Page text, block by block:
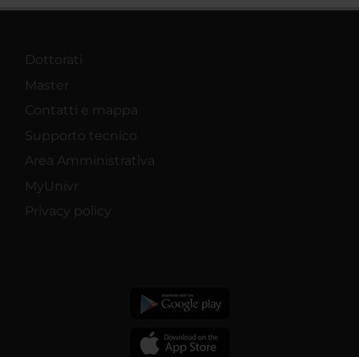
Dottorati
Master
Contatti e mappa
Supporto tecnico
Area Amministrativa
MyUnivr
Privacy policy